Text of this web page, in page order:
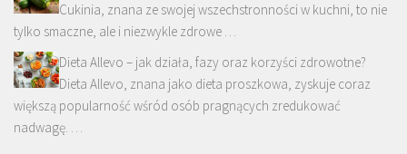
Cukinia, znana ze swojej wszechstronności w kuchni, to nie
tylko smaczne, ale i niezwykle zdrowe …
Dieta Allevo – jak działa, fazy oraz korzyści zdrowotne?
Dieta Allevo, znana jako dieta proszkowa, zyskuje coraz
większą popularność wśród osób pragnących zredukować
nadwagę. …